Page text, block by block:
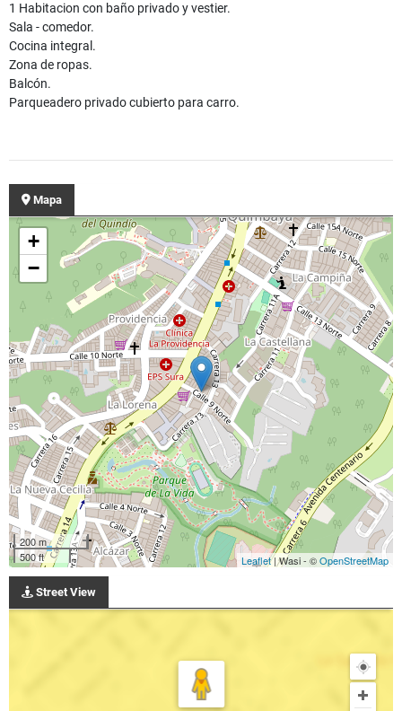
1 Habitacion con baño privado y vestier.
Sala - comedor.
Cocina integral.
Zona de ropas.
Balcón.
Parqueadero privado cubierto para carro.
Mapa
+
−
200 m
500 ft
Leaflet| Wasi - ©OpenStreetMap
Street View